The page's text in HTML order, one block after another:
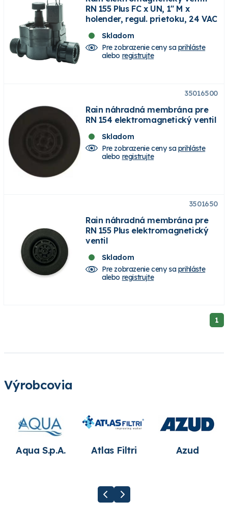
RN 155 Plus FC x UN, 1" M x
holender, regul. prietoku, 24 VAC
Skladom
Pre zobrazenie ceny saprihláste
alebo registrujte
35016500
Rain náhradná membrána pre
RN 154 elektromagnetický ventil
Skladom
Pre zobrazenie ceny saprihláste
alebo registrujte
3501650
Rain náhradná membrána pre
RN 155 Plus elektromagnetický
ventil
Skladom
Pre zobrazenie ceny saprihláste
alebo registrujte
1
Výrobcovia
Aqua S.p.A. Atlas Filtri Azud